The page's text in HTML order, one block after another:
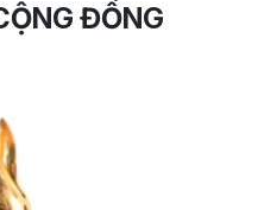
ĐỒNG